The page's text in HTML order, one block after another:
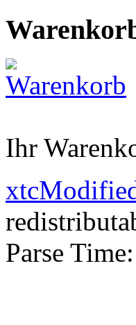
Ihr
Parse